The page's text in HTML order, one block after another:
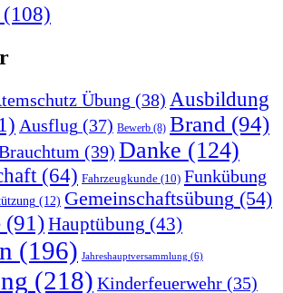
(108)
Übung (38) Ausbildung
Ausflug (37) Bewerb (8) Brand (94)
(39) Danke (124)
(64) Fahrzeugkunde (10) Funkübung
(12) Gemeinschaftsübung (54)
(91)Hauptübung (43)
(196) Jahreshauptversammlung (6)
(218) Kinderfeuerwehr (35)